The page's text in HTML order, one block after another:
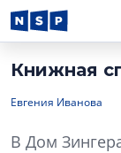
Книжная
Евгения Иванова
В Дом